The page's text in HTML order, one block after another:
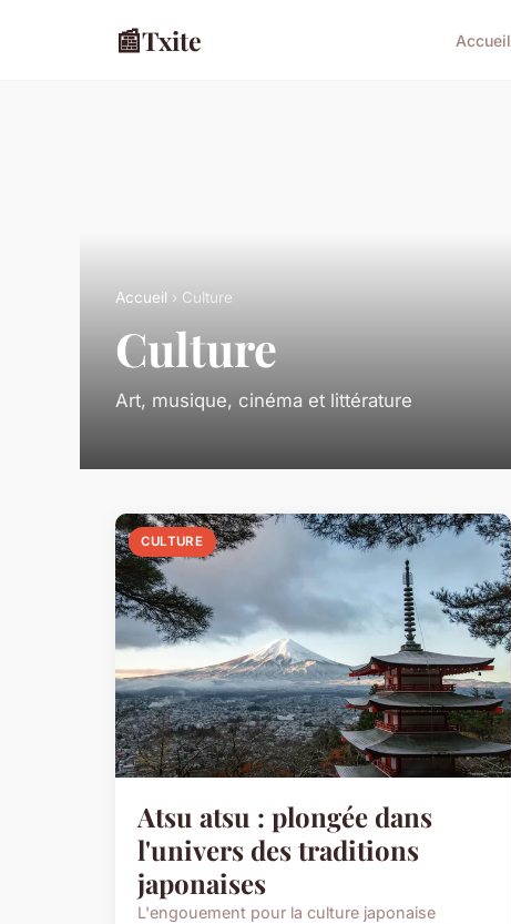
📰Txite Accueil
Accueil › Culture
Culture
Art, musique, cinéma et littérature
CULTURE
Atsu atsu : plongée dans
l'univers des traditions
japonaises
L'engouement pour la culture japonaise